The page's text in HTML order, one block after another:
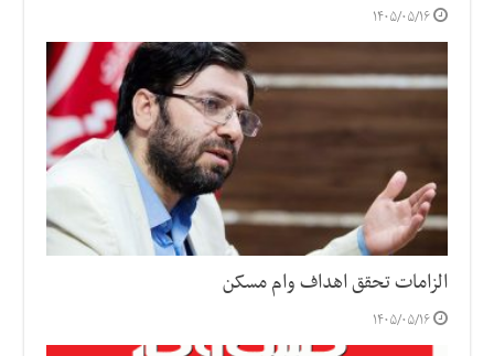
۱۴۰۵/۰۵/۱۶
الزامات تحقق اهداف وام مسکن
۱۴۰۵/۰۵/۱۶